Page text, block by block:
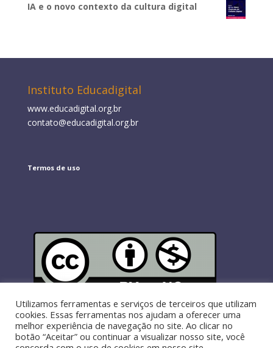
IA e o novo contexto da cultura digital
Instituto Educadigital
www.educadigital.org.br
contato@educadigital.org.br
Termos de uso
onde indicado de outra forma, a licença é Creative
CommonsAtribuição Não Comercial
Utilizamos ferramentas e serviços de terceiros que utilizam
cookies. Essas ferramentas nos ajudam a oferecer uma
melhor experiência de navegação no site. Ao clicar no
botão “Aceitar” ou continuar a visualizar nosso site, você